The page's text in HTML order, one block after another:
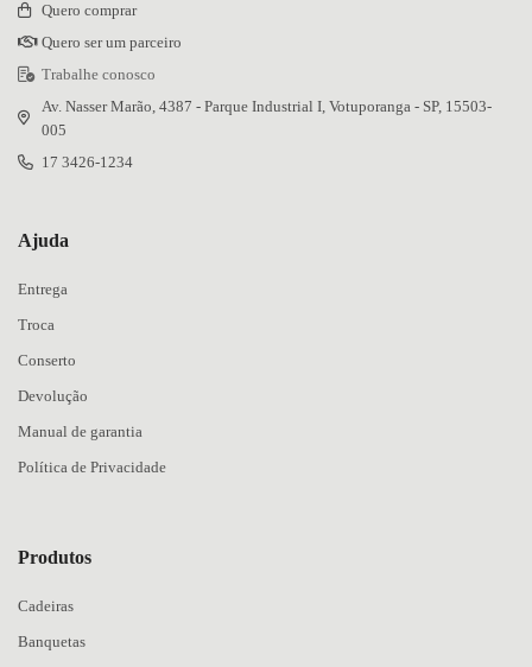
Quero comprar
Quero ser um parceiro
Trabalhe conosco
Av. Nasser Marão, 4387 - Parque Industrial I, Votuporanga - SP, 15503-
005
17 3426-1234
Ajuda
Entrega
Troca
Conserto
Devolução
Manual de garantia
Política de Privacidade
Produtos
Cadeiras
Banquetas